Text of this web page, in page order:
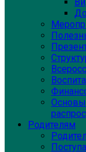
Основы
Родителям